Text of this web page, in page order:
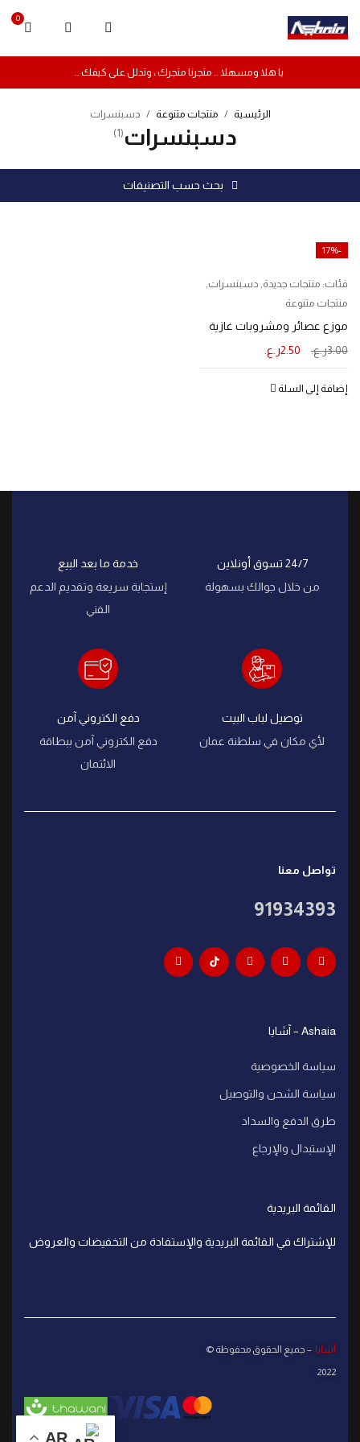
0
يا هلا ومسهلا .. متجرنا متجرك ، وتدلل على كيفك ..
الرئيسية / منتجات متنوعة / دسبنسرات
دسبنسرات (1)
بحث حسب التصنيفات
-17%
فئات: منتجات جديدة, دسبنسرات,
منتجات متنوعة
موزع عصائر ومشروبات غازية
3.00ر.ع. 2.50ر.ع.
إضافة إلى السلة
24/7 تسوق أونلاين
من خلال جوالك بسهولة
خدمة ما بعد البيع
إستجابة سريعة وتقديم الدعم
الفني
توصيل لباب البيت
لأي مكان في سلطنة عمان
دفع الكتروني آمن
دفع الكتروني آمن ببطاقة
الائتمان
تواصل معنا
91934393
Ashaia – آشايا
سياسة الخصوصية
سياسة الشحن والتوصيل
طرق الدفع والسداد
الإستبدال والإرجاع
القائمة البريدية
للإشتراك في القائمة البريدية والإستفادة من التخفيضات والعروض
آشايا – جميع الحقوق محفوظة ©
2022
AR